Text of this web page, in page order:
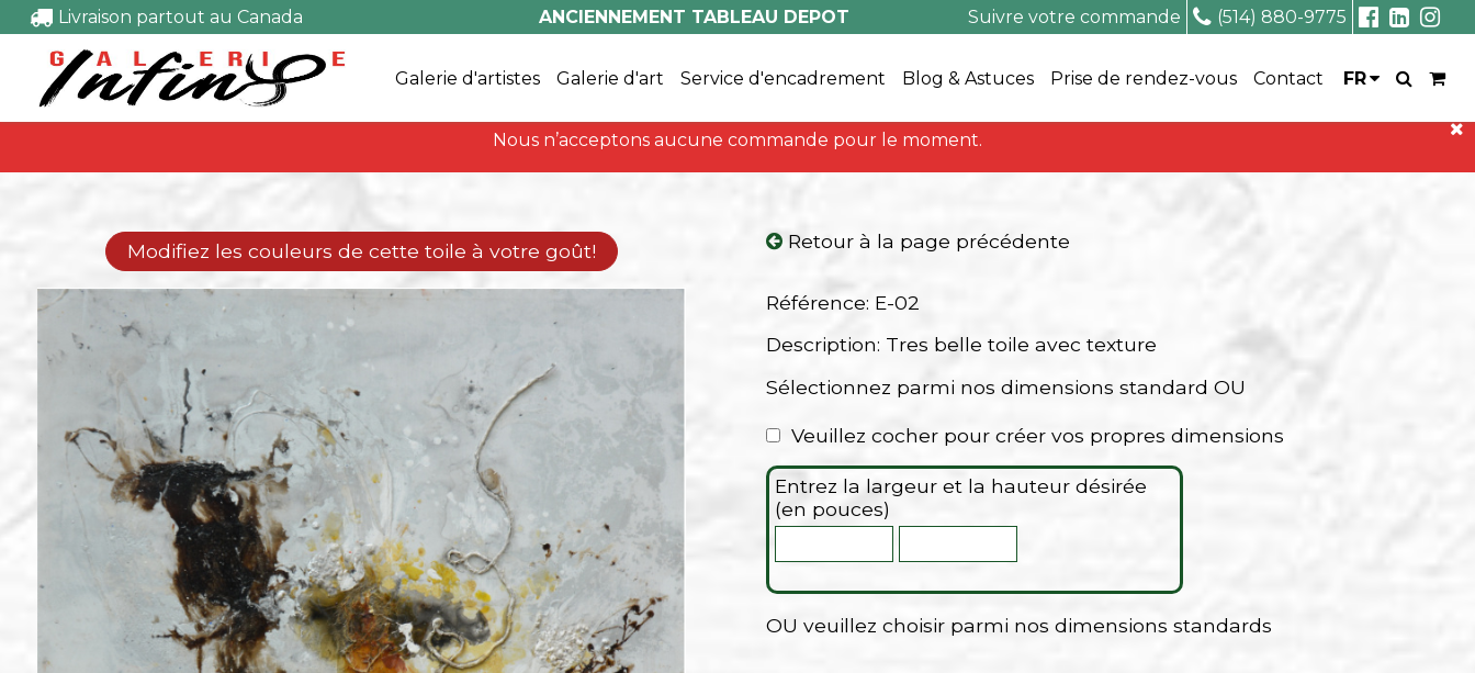
Livraison partout au Canada ANCIENNEMENT TABLEAU DEPOT Suivre votre commande (514) 880-9775
Galerie d'artistes Galerie d'art Service d'encadrement Blog & Astuces Prise de rendez-vous Contact FR
Nous n’acceptons aucune commande pour le moment.
Modifiez les couleurs de cette toile à votre goût! Retour à la page précédente
Référence: E-02
Description: Tres belle toile avec texture
Sélectionnez parmi nos dimensions standard OU
Veuillez cocher pour créer vos propres dimensions
Entrez la largeur et la hauteur désirée
(en pouces)
OU veuillez choisir parmi nos dimensions standards